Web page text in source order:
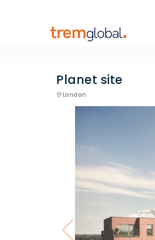
Planet site
London